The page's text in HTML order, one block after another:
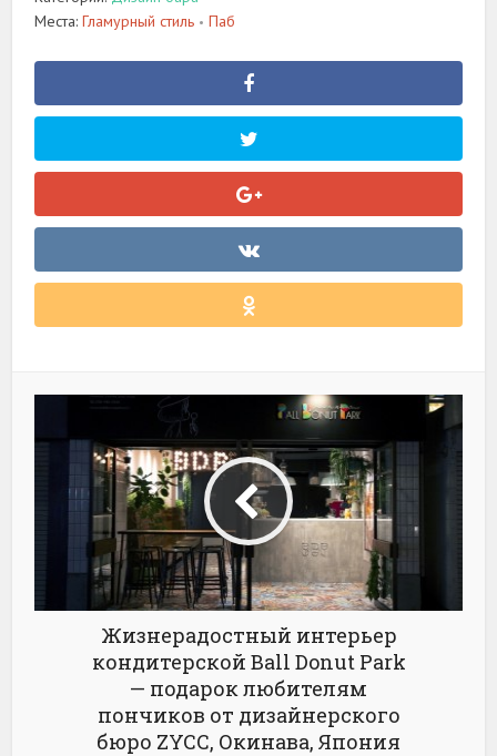
Места:Гламурный стиль • Паб
Жизнерадостный интерьер
кондитерской Ball Donut Park
— подарок любителям
пончиков от дизайнерского
бюро ZYCC, Окинава, Япония